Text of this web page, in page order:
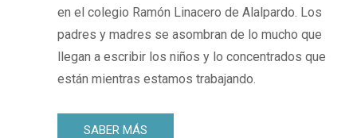
en el colegio Ramón Linacero de Alalpardo. Los
padres y madres se asombran de lo mucho que
llegan a escribir los niños y lo concentrados que
están mientras estamos trabajando.
SABER MÁS